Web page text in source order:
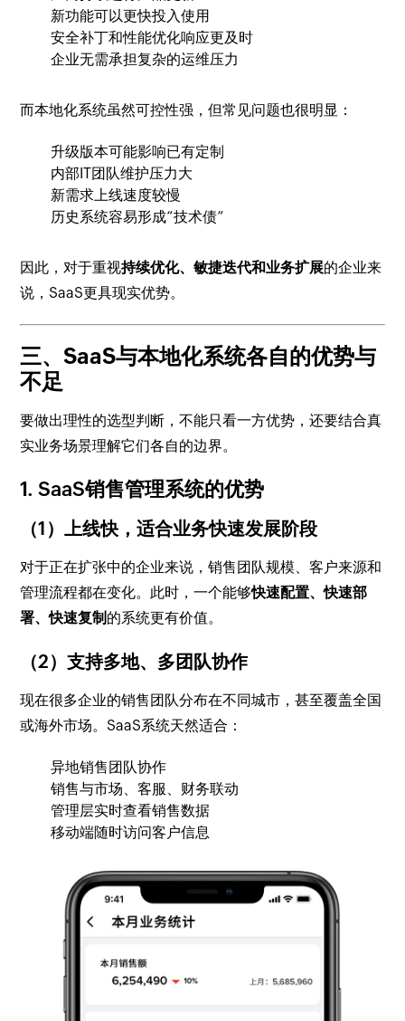
新功能可以更快投入使用
安全补丁和性能优化响应更及时
企业无需承担复杂的运维压力
而本地化系统虽然可控性强，但常见问题也很明显：
升级版本可能影响已有定制
内部IT团队维护压力大
新需求上线速度较慢
历史系统容易形成“技术债”
因此，对于重视持续优化、敏捷迭代和业务扩展的企业来
说，SaaS更具现实优势。
三、SaaS与本地化系统各自的优势与
不足
要做出理性的选型判断，不能只看一方优势，还要结合真
实业务场景理解它们各自的边界。
1. SaaS销售管理系统的优势
（1）上线快，适合业务快速发展阶段
对于正在扩张中的企业来说，销售团队规模、客户来源和
管理流程都在变化。此时，一个能够快速配置、快速部
署、快速复制 的系统更有价值。
（2）支持多地、多团队协作
现在很多企业的销售团队分布在不同城市，甚至覆盖全国
或海外市场。SaaS系统天然适合：
异地销售团队协作
销售与市场、客服、财务联动
管理层实时查看销售数据
移动端随时访问客户信息